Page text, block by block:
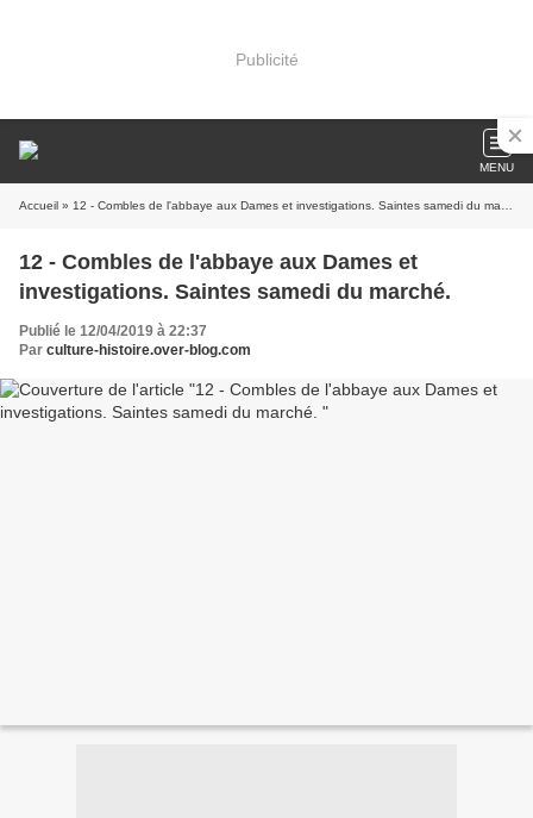
Publicité
MENU
Accueil » 12 - Combles de l'abbaye aux Dames et investigations. Saintes samedi du marché.
12 - Combles de l'abbaye aux Dames et
investigations. Saintes samedi du marché.
Publié le 12/04/2019 à 22:37
Par culture-histoire.over-blog.com